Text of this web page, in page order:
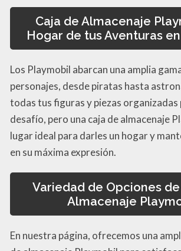
Caja de Almacenaje
Hogar de tus Aventuras
Los Playmobil abarcan una amplia
personajes, desde piratas hasta
todas tus figuras y piezas organizadas
desafío, pero una caja de almacenaje
lugar ideal para darles un hogar y
en su máxima expresión.
Variedad de Opciones
Almacenaje
En nuestra página, ofrecemos una